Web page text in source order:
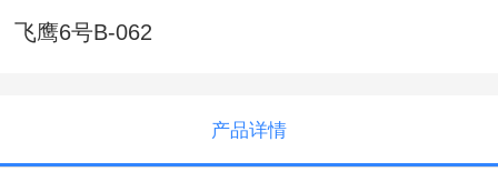
飞鹰6号B-062
产品详情